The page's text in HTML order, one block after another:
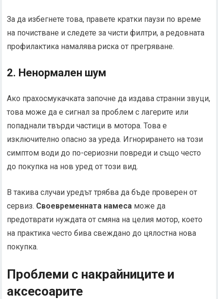
За да избегнете това, правете кратки паузи по време
на почистване и следете за чисти филтри, а редовната
профилактика намалява риска от прегряване.
2. Ненормален шум
Ако прахосмукачката започне да издава странни звуци,
това може да е сигнал за проблем с лагерите или
попаднали твърди частици в мотора. Това е
изключително опасно за уреда. Игнорирането на този
симптом води до по-сериозни повреди и също често
до покупка на нов уред от този вид.
В такива случаи уредът трябва да бъде проверен от
сервиз. Своевременната намеса може да
предотврати нуждата от смяна на целия мотор, което
на практика често бива свеждано до цялостна нова
покупка.
Проблеми с накрайниците и
аксесоарите